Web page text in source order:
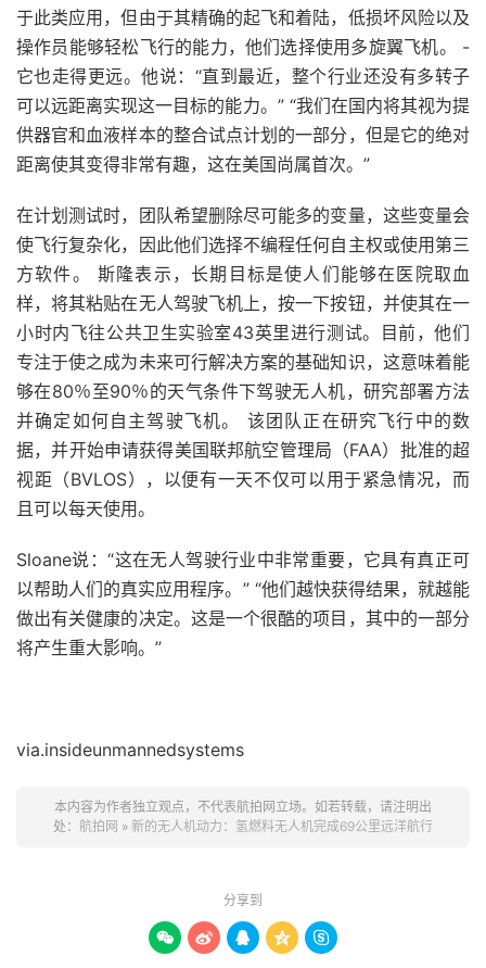
于此类应用，但由于其精确的起飞和着陆，低损坏风险以及
操作员能够轻松飞行的能力，他们选择使用多旋翼飞机。 -
它也走得更远。他说：“直到最近，整个行业还没有多转子
可以远距离实现这一目标的能力。” “我们在国内将其视为提
供器官和血液样本的整合试点计划的一部分，但是它的绝对
距离使其变得非常有趣，这在美国尚属首次。”
在计划测试时，团队希望删除尽可能多的变量，这些变量会
使飞行复杂化，因此他们选择不编程任何自主权或使用第三
方软件。
斯隆表示，长期目标是使人们能够在医院取血
样，将其粘贴在无人驾驶飞机上，按一下按钮，并使其在一
小时内飞往公共卫生实验室43英里进行测试。
目前，他们
专注于使之成为未来可行解决方案的基础知识，这意味着能
够在80％至90％的天气条件下驾驶无人机，研究部署方法
并确定如何自主驾驶飞机。
该团队正在研究飞行中的数
据，并开始申请获得美国联邦航空管理局（FAA）批准的超
视距（BVLOS），以便有一天不仅可以用于紧急情况，而
且可以每天使用。
Sloane说：“这在无人驾驶行业中非常重要，它具有真正可
以帮助人们的真实应用程序。” “他们越快获得结果，就越能
做出有关健康的决定。这是一个很酷的项目，其中的一部分
将产生重大影响。”
via.insideunmannedsystems
本内容为作者独立观点，不代表航拍网立场。如若转载，请注明出
处： 航拍网 » 新的无人机动力：氢燃料无人机完成69公里远洋航行
分享到
    